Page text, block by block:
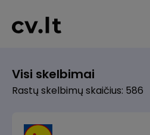
Visi skelbimai
Rastų skelbimų skaičius: 586